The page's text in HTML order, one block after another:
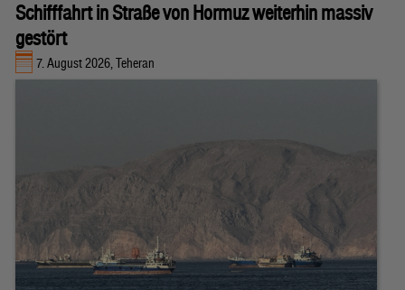
Schifffahrt in Straße von Hormuz weiterhin massiv
gestört
7. August 2026, Teheran